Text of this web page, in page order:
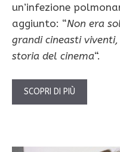
un’infezione
aggiunto: “Non era
grandi cineasti
storia del cinema“.
SCOPRI DI PIÙ